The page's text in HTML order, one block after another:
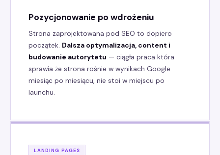
Pozycjonowanie po wdrożeniu
Strona zaprojektowana pod SEO to dopiero
początek. Dalsza optymalizacja, content i
budowanie autorytetu — ciągła praca która
sprawia że strona rośnie w wynikach Google
miesiąc po miesiącu, nie stoi w miejscu po
launchu.
LANDING PAGES